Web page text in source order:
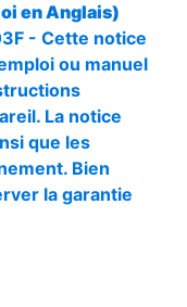
en Anglais)
- Cette notice
ou manuel
La notice
que les
Bien
la garantie